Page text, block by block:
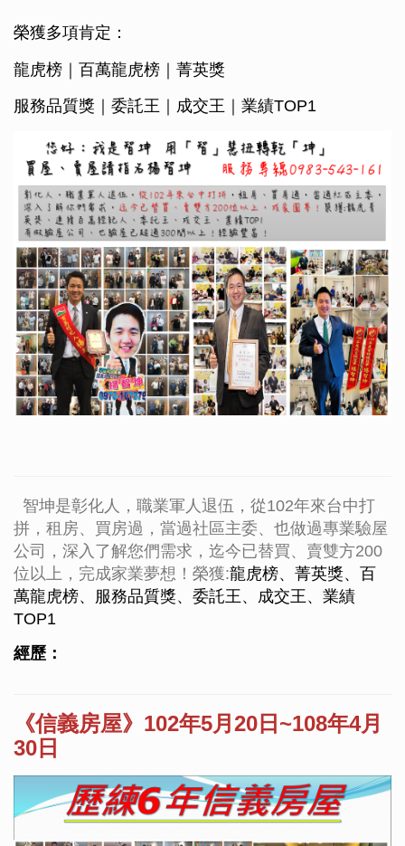
榮獲多項肯定：
龍虎榜｜百萬龍虎榜｜菁英獎
服務品質獎｜委託王｜成交王｜業績TOP1
智坤是彰化人，職業軍人退伍，從102年來台中打
拼，租房、買房過，當過社區主委、也做過專業驗屋
公司，深入了解您們需求，迄今已替買、賣雙方200
位以上，完成家業夢想！榮獲:龍虎榜、菁英獎、百
萬龍虎榜、服務品質獎、委託王、成交王、業績
TOP1
經歷：
《信義房屋》102年5月20日~108年4月
30日